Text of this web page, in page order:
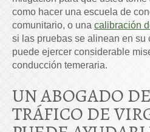
como hacer una escuela de
comunitario, o una calibración
si las pruebas se alinean en su
puede ejercer considerable
conducción temeraria.
UN ABOGADO
TRÁFICO DE